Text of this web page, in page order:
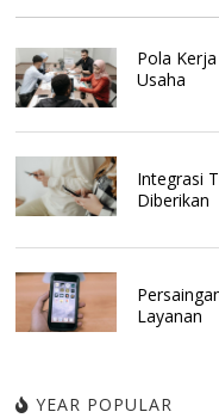
Pola
Usaha
Integrasi
Diberikan
Layanan
YEAR POPULAR